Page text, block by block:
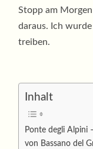
Stopp am
daraus. Ich
treiben.
Inhalt
Ponte degli Alpini
von Bassano del